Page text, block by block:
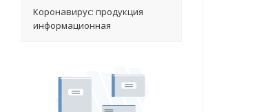
Коронавирус: продукция
информационная